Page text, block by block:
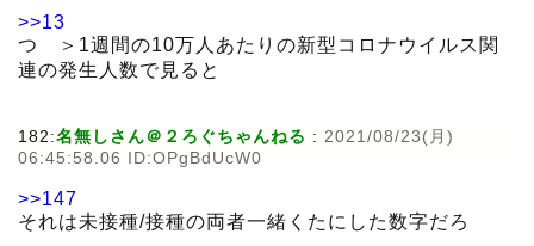
>>13
つ ＞1週間の10万人あたりの新型コロナウイルス関
連の発生人数で見ると
182:名無しさん＠２ろぐちゃんねる : 2021/08/23(月)
06:45:58.06 ID:OPgBdUcW0
>>147
それは未接種/接種の両者一緒くたにした数字だろ